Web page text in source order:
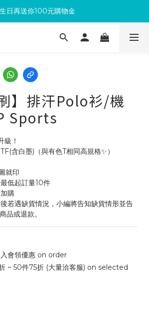
滿300回饋10%購物金
新會員 馬上領取50元購物金
】排汗Polo衫/機
Sports
級！
含白墨)（與有色T相同高規格✨）
就印
低起訂量10件
購
若遇缺貨情況，小編將告知缺貨情形並告
品或退款。
會領優惠 on order
~ 50件75折 (大量洽客服) on selected